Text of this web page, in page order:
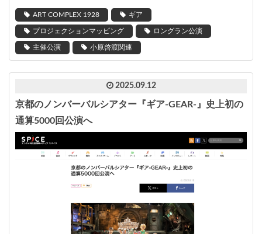
ART COMPLEX 1928 ギア
プロジェクションマッピング ロングラン公演
主催公演 小原啓渡関連
2025.09.12
京都のノンバーバルシアター『ギア-GEAR-』史上初の
通算5000回公演へ